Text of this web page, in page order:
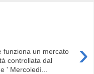
›
funziona un mercato
controllata dal
' Mercoledì...